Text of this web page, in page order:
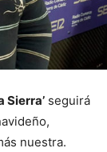
Sierra’ seguirá
nuestra.